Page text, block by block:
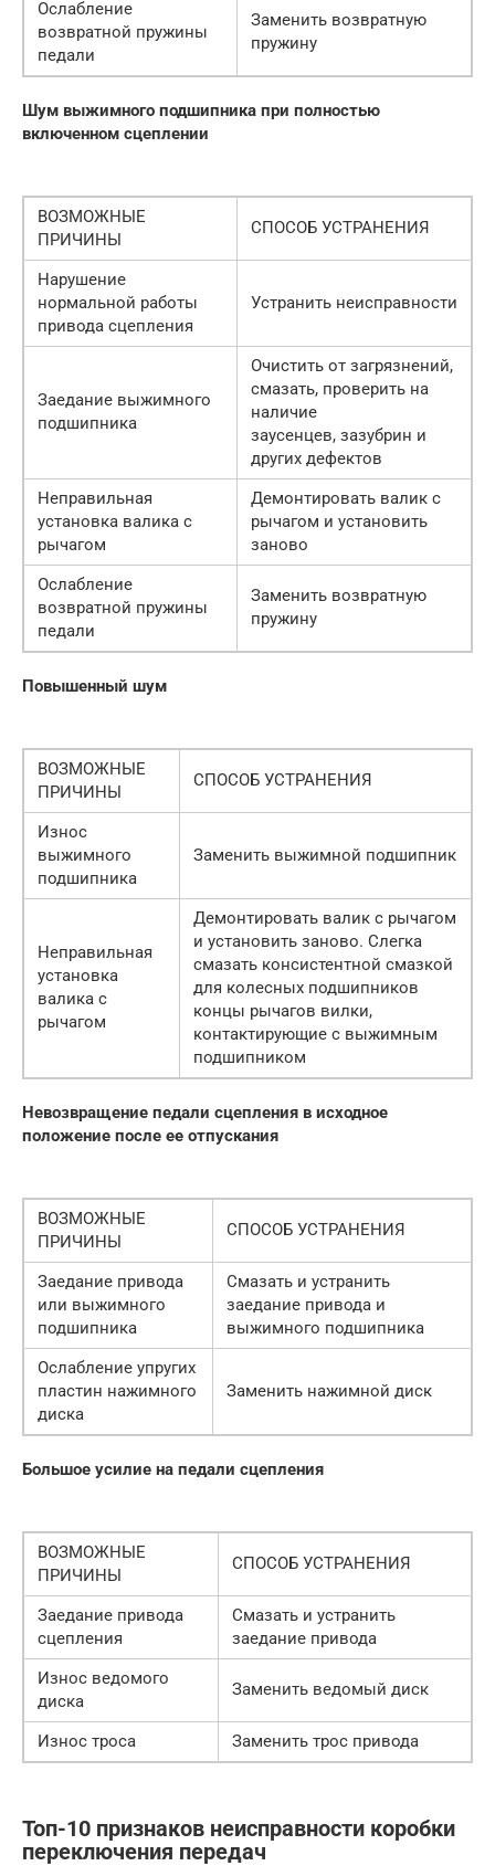
Ослабление
возвратной пружины
педали
Заменить возвратную
пружину
Шум выжимного подшипника при полностью
включенном сцеплении
ВОЗМОЖНЫЕ
ПРИЧИНЫ
СПОСОБ УСТРАНЕНИЯ
Нарушение
нормальной работы
привода сцепления
Устранить неисправности
Заедание выжимного
подшипника
Очистить от загрязнений,
смазать, проверить на
наличие
заусенцев, зазубрин и
других дефектов
Неправильная
установка валика с
рычагом
Демонтировать валик с
рычагом и установить
заново
Ослабление
возвратной пружины
педали
Заменить возвратную
пружину
Повышенный шум
ВОЗМОЖНЫЕ
ПРИЧИНЫ
СПОСОБ УСТРАНЕНИЯ
Износ
выжимного
подшипника
Заменить выжимной подшипник
Неправильная
установка
валика с
рычагом
Демонтировать валик с рычагом
и установить заново. Слегка
смазать консистентной смазкой
для колесных подшипников
концы рычагов вилки,
контактирующие с выжимным
подшипником
Невозвращение педали сцепления в исходное
положение после ее отпускания
ВОЗМОЖНЫЕ
ПРИЧИНЫ
СПОСОБ УСТРАНЕНИЯ
Заедание привода
или выжимного
подшипника
Смазать и устранить
заедание привода и
выжимного подшипника
Ослабление упругих
пластин нажимного
диска
Заменить нажимной диск
Большое усилие на педали сцепления
ВОЗМОЖНЫЕ
ПРИЧИНЫ
СПОСОБ УСТРАНЕНИЯ
Заедание привода
сцепления
Смазать и устранить
заедание привода
Износ ведомого
диска
Заменить ведомый диск
Износ троса Заменить трос привода
Топ-10 признаков неисправности коробки
переключения передач